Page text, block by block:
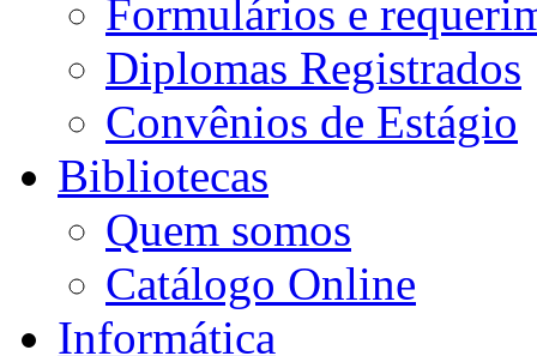
Formulários e
Diplomas Registrados
Convênios de Estágio
Bibliotecas
Quem somos
Catálogo Online
Informática